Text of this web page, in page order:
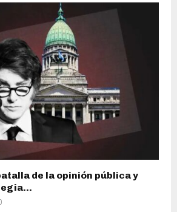
de la opinión pública y